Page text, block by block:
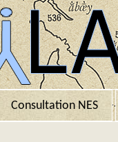
Consultation NES